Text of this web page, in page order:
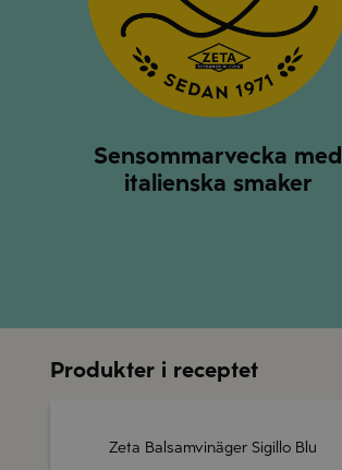
Sensommarvecka med
italienska smaker
Produkter i receptet
Zeta Balsamvinäger Sigillo Blu